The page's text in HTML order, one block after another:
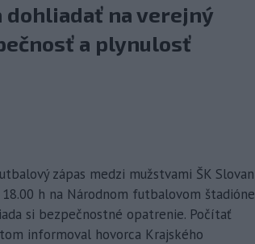
dohliadať na verejný
a plynulosť
zápas medzi mužstvami ŠK Slovan
h na Národnom futbalovom štadióne
si bezpečnostné opatrenie. Počítať
informoval hovorca Krajského